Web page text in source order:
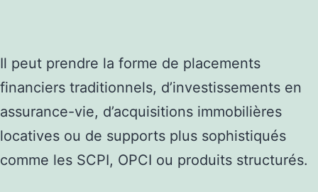
Il peut prendre la forme de placements
financiers traditionnels, d’investissements en
assurance-vie, d’acquisitions immobilières
locatives ou de supports plus sophistiqués
comme les SCPI, OPCI ou produits structurés.